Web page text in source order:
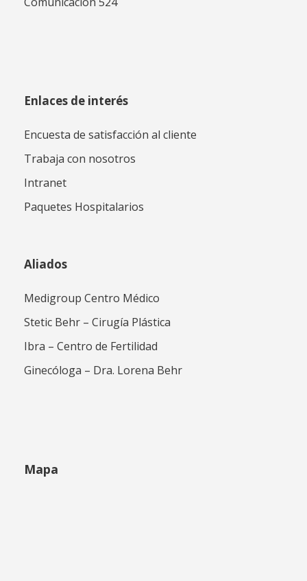
Enlaces de interés
Encuesta de satisfacción al cliente
Trabaja con nosotros
Intranet
Paquetes Hospitalarios
Aliados
Medigroup Centro Médico
Stetic Behr – Cirugía Plástica
Ibra – Centro de Fertilidad
Ginecóloga – Dra. Lorena Behr
Mapa